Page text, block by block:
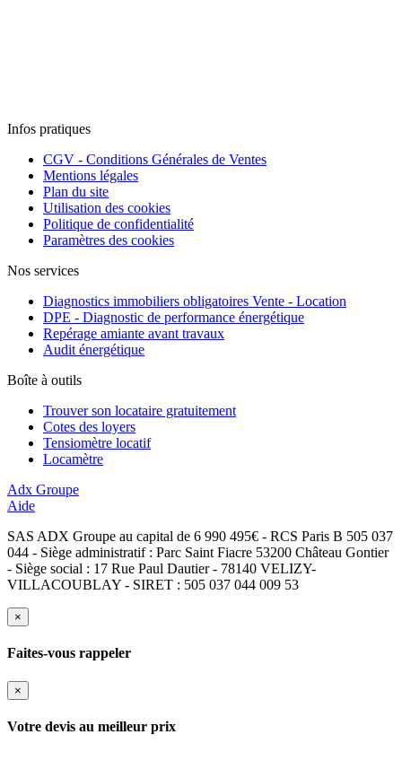
Infos pratiques
CGV - Conditions Générales de Ventes
Mentions légales
Plan du site
Utilisation des cookies
Politique de confidentialité
Paramètres des cookies
Nos services
Diagnostics immobiliers obligatoires Vente - Location
DPE - Diagnostic de performance énergétique
Repérage amiante avant travaux
Audit énergétique
Boîte à outils
Trouver son locataire gratuitement
Cotes des loyers
Tensiomètre locatif
Locamètre
Adx Groupe
Aide
SAS ADX Groupe au capital de 6 990 495€ - RCS Paris B 505 037
044 - Siège administratif : Parc Saint Fiacre 53200 Château Gontier
- Siège social : 17 Rue Paul Dautier - 78140 VELIZY-
VILLACOUBLAY - SIRET : 505 037 044 009 53
×
Faites-vous rappeler
×
Votre devis au meilleur prix